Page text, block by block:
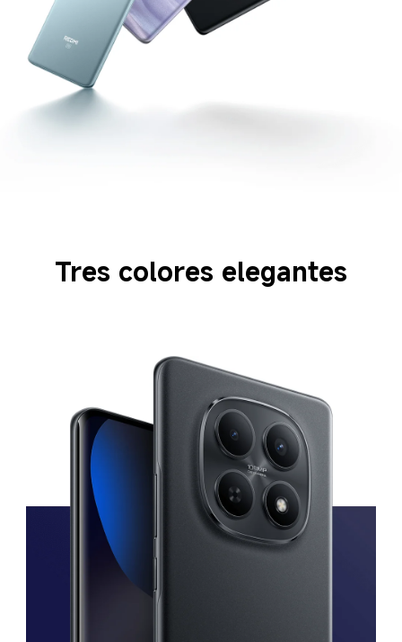
Tres colores elegantes